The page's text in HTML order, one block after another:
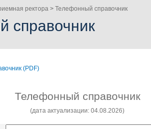
ректора > Телефонный справочник
справочник
(PDF)
Телефонный справочник
(дата актуализации: 04.08.2026)